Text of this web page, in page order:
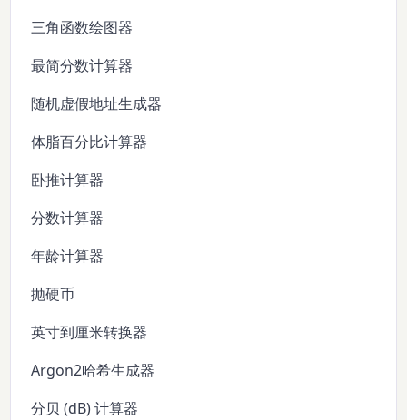
三角函数绘图器
最简分数计算器
随机虚假地址生成器
体脂百分比计算器
卧推计算器
分数计算器
年龄计算器
抛硬币
英寸到厘米转换器
Argon2哈希生成器
分贝 (dB) 计算器